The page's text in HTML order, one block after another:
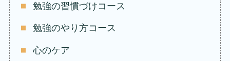
勉強の習慣づけコース
勉強のやり方コース
心のケア